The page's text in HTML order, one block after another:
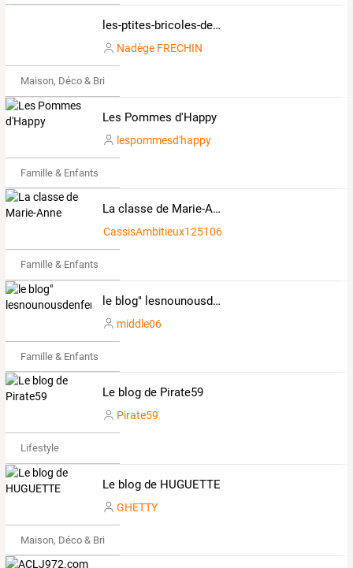
les-ptites-bricoles-de-lulu.over-blog.com
Nadège FRECHIN
Maison, Déco & Bricolage
Les Pommes d'Happy
lespommesd'happy
Famille & Enfants
La classe de Marie-Anne
CassisAmbitieux1251062
Famille & Enfants
le blog" lesnounousdenfer"
middle06
Famille & Enfants
Le blog de Pirate59
Pirate59
Lifestyle
Le blog de HUGUETTE
GHETTY
Maison, Déco & Bricolage